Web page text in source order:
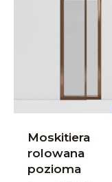
Moskitiera
rolowana
pozioma